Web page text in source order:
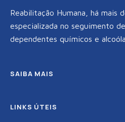
Reabilitação Humana, há mais
especializada no seguimento
dependentes químicos e
SAIBA MAIS
LINKS ÚTEIS